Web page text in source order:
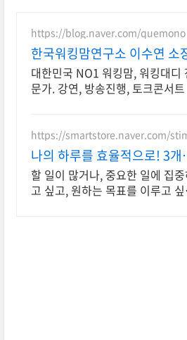
https://blog.naver.com/quemono
한국워킹맘연구소 이수연 소
대한민국 NO1 워킹맘, 워킹대디
문가. 강연, 방송진행, 토크콘서트
https://smartstore.naver.com/
나의 하루를 효율적으로! 3개
분 다이어리
할 일이 많거나, 중요한 일에 집
고 싶고, 원하는 목표를 이루고